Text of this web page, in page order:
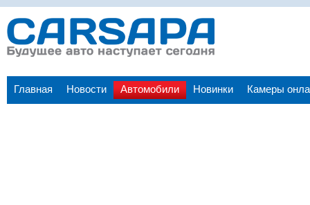
Главная Новости Автомобили Новинки Камеры